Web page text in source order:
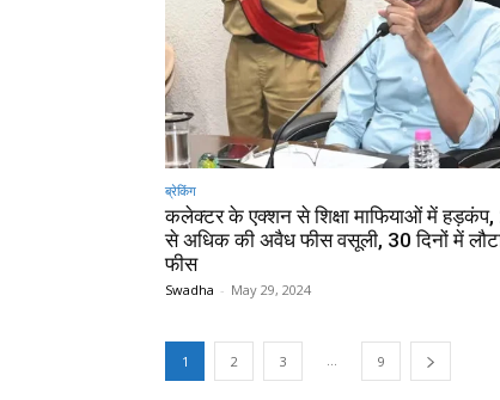
ब्रेकिंग
कलेक्टर के एक्शन से शिक्षा माफियाओं में
से अधिक की अवैध फीस वसूली, 30 दिनों में
फीस
Swadha - May 29, 2024
1 2 3 9